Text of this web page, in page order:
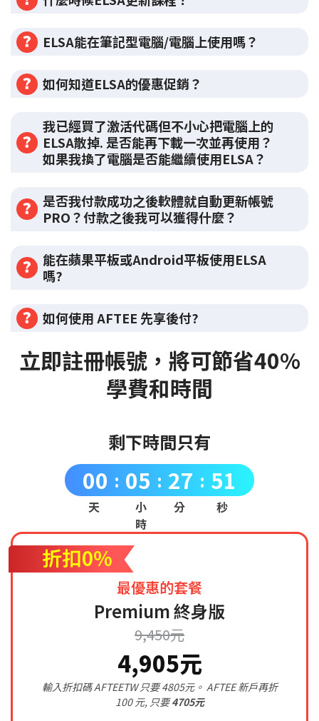
ELSA能在筆記型電腦/電腦上使用嗎？
如何知道ELSA的優惠促銷？
我已經買了激活代碼但不小心把電腦上的
ELSA散掉. 是否能再下載一次並再使用？
如果我換了電腦是否能繼續使用ELSA？
是否我付款成功之後軟體就自動更新帳號
PRO？付款之後我可以獲得什麼？
能在蘋果平板或Android平板使用ELSA
嗎?
如何使用 AFTEE 先享後付?
立即註冊帳號，將可節省40%
學費和時間
剩下時間只有
00
天
: 05
小
時
: 27
分
: 50
秒
折扣0%
最優惠的套餐
Premium 終身版
9,450元
4,905元
輸入折扣碼 AFTEETW 只要 4805元。 AFTEE 新戶再折
100 元, 只要4705元